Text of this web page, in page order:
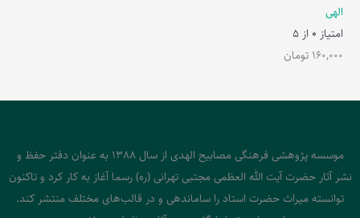
الهی
امتیاز 0 از 5
160,000 تومان
موسسه پژوهشی فرهنگی مصابیح الهدی از سال 1388 به عنوان دفتر حفظ و
نشر آثار حضرت آیت الله العظمی مجتبی تهرانی (ره) رسما آغاز به کار کرد و تاکنون
توانسته میراث حضرت استاد را ساماندهی و در قالب‌های مختلف منتشر کند.